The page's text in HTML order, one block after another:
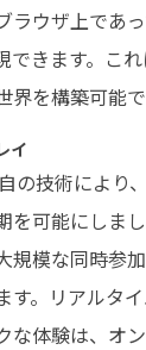
ラウザ上であ
できます。こ
を構築可能で
イ
の技術により
を可能にしま
規模な同時参
す。リアルタ
な体験は、オ